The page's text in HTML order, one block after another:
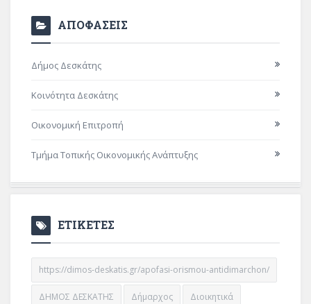
ΑΠΟΦΑΣΕΙΣ
Δήμος Δεσκάτης
Κοινότητα Δεσκάτης
Οικονομική Επιτροπή
Τμήμα Τοπικής Οικονομικής Ανάπτυξης
ΕΤΙΚΕΤΕΣ
https://dimos-deskatis.gr/apofasi-orismou-antidimarchon/
ΔΗΜΟΣ ΔΕΣΚΑΤΗΣ Δήμαρχος Διοικητικά